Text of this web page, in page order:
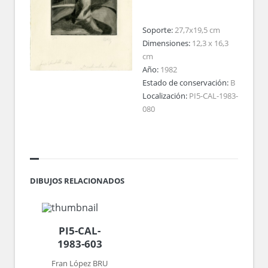
Soporte:27,7x19,5 cm
Dimensiones: 12,3 x 16,3
cm
Año: 1982
Estado de conservación: B
Localización: PI5-CAL-1983-
080
DIBUJOS RELACIONADOS
PI5-CAL-
1983-603
Fran López BRU